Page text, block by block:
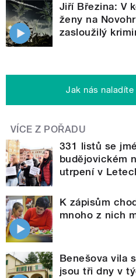
Jiří Březina: V
ženy na
zasloužilý
Jak nás naladíte
VÍCE Z POŘADU
331 listů se
budějovickém
utrpení v
K zápisům
mnoho z nich
Benešova vila
jsou tři dny v